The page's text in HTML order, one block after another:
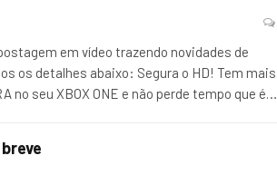
em vídeo trazendo novidades de
os detalhes abaixo: Segura o HD! Tem mais
no seu XBOX ONE e não perde tempo que é…